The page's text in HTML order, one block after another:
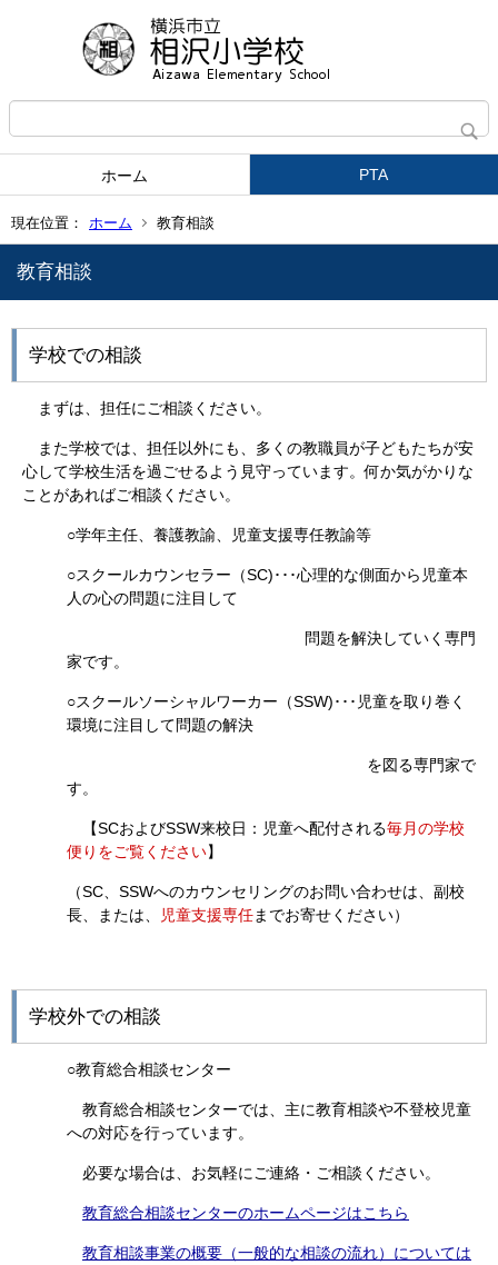
ホーム PTA
現在位置： ホーム 教育相談
教育相談
学校での相談
まずは、担任にご相談ください。
また学校では、担任以外にも、多くの教職員が子どもたちが安
心して学校生活を過ごせるよう見守っています。何か気がかりな
ことがあればご相談ください。
○学年主任、養護教諭、児童支援専任教諭等
○スクールカウンセラー（SC)･･･心理的な側面から児童本
人の心の問題に注目して
問題を解決していく専門
家です。
○スクールソーシャルワーカー（SSW)･･･児童を取り巻く
環境に注目して問題の解決
を図る専門家で
す。
【SCおよびSSW来校日：児童へ配付される毎月の学校
便りをご覧ください】
（SC、SSWへのカウンセリングのお問い合わせは、副校
長、または、
児童支援専任までお寄せください）
学校外での相談
○教育総合相談センター
教育総合相談センターでは、主に教育相談や不登校児童
への対応を行っています。
必要な場合は、お気軽にご連絡・ご相談ください。
教育総合相談センターのホームページはこちら
教育相談事業の概要（一般的な相談の流れ）については